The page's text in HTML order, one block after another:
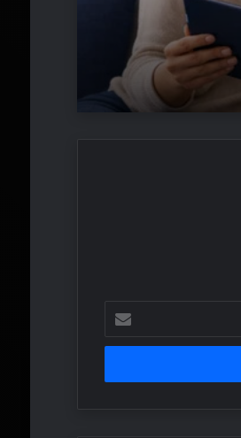
posta
adresinizi